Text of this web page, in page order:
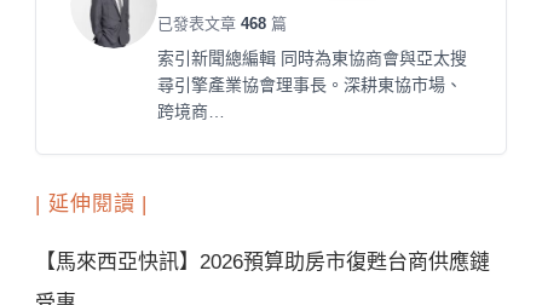
已發表文章468 篇
索引新聞總編輯 同時為東協商會與亞太搜
尋引擎產業協會理事長。深耕東協市場、
跨境商…
| 延伸閱讀 |
【馬來西亞快訊】2026預算助房市復甦台商供應鏈